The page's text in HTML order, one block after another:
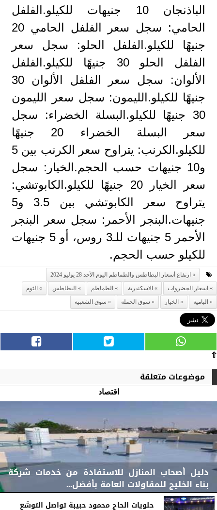
الباذنجان 10 جنيهات للكيلو.الفلفل
الحامي: سجل سعر الفلفل الحامي 20
جنيهًا للكيلو.الفلفل الحلو: سجل سعر
الفلفل الحلو 30 جنيهًا للكيلو.الفلفل
الألوان: سجل سعر الفلفل الألوان 30
جنيهًا للكيلو.الليمون: سجل سعر الليمون
30 جنيهًا للكيلو.البسلة الخضراء: سجل
سعر البسلة الخضراء 20 جنيهًا
للكيلو.الكرنب: يتراوح سعر الكرنب بين 5
و10 جنيهات حسب الحجم.الخيار: سجل
سعر الخيار 20 جنيهًا للكيلو.الكابوتشي:
يتراوح سعر الكابوتشي بين 3.5 و5
جنيهات.البنجر الأحمر: سجل سعر البنجر
الأحمر 5 جنيهات للـ3 روس، أو 5 جنيهات
للكيلو حسب الحجم.
ارتفاع أسعار البطاطس والطماطم اليوم الأحد 28 يوليو 2024
اسعار الخضروات
الاسكندرية الطماطم البطاطس
الثوم
البامية
الخيار سوق الجملة سوق الشعبية
⇧
موضوعات متعلقة
اقتصاد
دليل أصحاب المنازل للاستفادة من خدمات شركة
بناء الخليج للمقاولات العامة بأفضل...
حلويات الحاج محمود حبيبة تواصل التوسُّع